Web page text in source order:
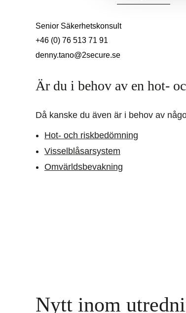
Senior Säkerhetskonsult
+46 (0) 76 513 71 91
denny.tano@2secure.se
Är du i behov av en hot-
Då kanske du även är i behov av
Hot- och riskbedömning
Visselblåsarsystem
Omvärldsbevakning
Nytt inom